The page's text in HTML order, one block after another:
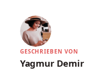
GESCHRIEBEN VON
Yagmur Demir